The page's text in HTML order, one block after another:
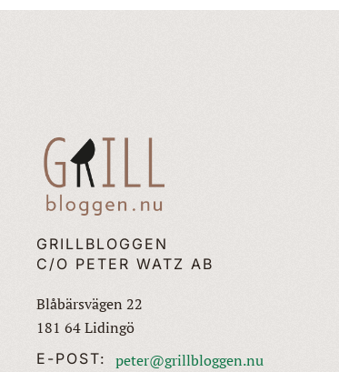
GRILLBLOGGEN
C/O PETER WATZ AB
Blåbärsvägen 22
181 64 Lidingö
E-POST: peter@grillbloggen.nu